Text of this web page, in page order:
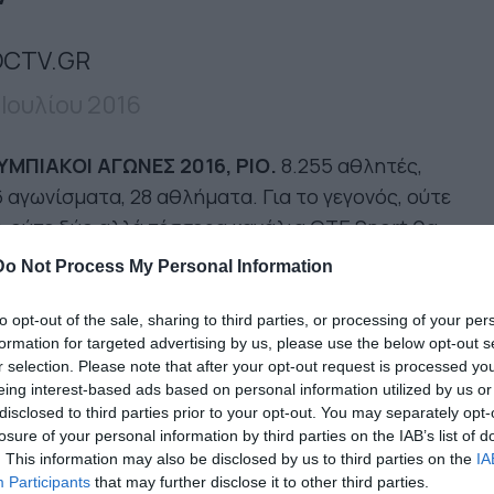
Not Process My Personal Information
opt-out of the sale, sharing to third parties, or processing of your
for targeted advertising by us, please use the below opt-out
selection. Please note that after your opt-out request is processed
interest-based ads based on personal information utilized by us
to third parties prior to your opt-out. You may separately
of your personal information by third parties on the IAB’s list of
This information may also be disclosed by us to third parties on the
Participants that may further disclose it to other third parties.
ΑΓΩΝΕΣ 2016, ΡΙΟ. 8.255 αθλητές,
αγωνίσματα, 28 αθλήματα. Για το γεγονός, ούτε
ούτε δύο αλλά τέσσερα κανάλια ΟΤΕ Sport θα
το πρόγραμμα τους στα όσα θα
καλύπτοντας όχι μόνο την χιλιομετρική
αλλά και τη διαφορά ώρας ώστε να
σαν να είμαστε κι εμείς εκεί, σε
χρόνο.
ΠΡΟΓΡΑΜΜΑ:Για όσο διαρκούν οι